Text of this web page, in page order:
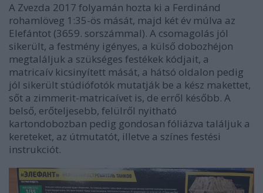
A Zvezda 2017 folyamán hozta ki a Ferdinánd
rohamlöveg 1:35-ös mását, majd két év múlva az
Elefántot (3659. sorszámmal). A csomagolás jól
sikerült, a festmény igényes, a külső dobozhéjon
megtaláljuk a szükséges festékek kódjait, a
matricaív kicsinyített mását, a hátsó oldalon pedig
jól sikerült stúdiófotók mutatják be a kész makettet,
sőt a zimmerit-matricaívet is, de erről később. A
belső, erőteljesebb, felülről nyitható
kartondobozban pedig gondosan fóliázva találjuk a
kereteket, az útmutatót, illetve a színes festési
instrukciót.